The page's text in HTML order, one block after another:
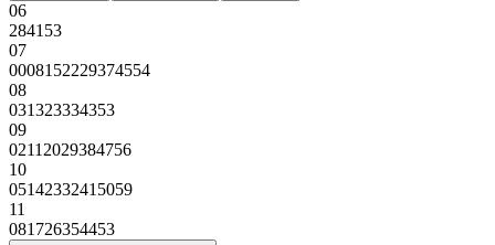
06
2841 53
07
0008152229374554
08
031323334353
09
0211 2029384756
10
0514233241 5059
11
081726354453